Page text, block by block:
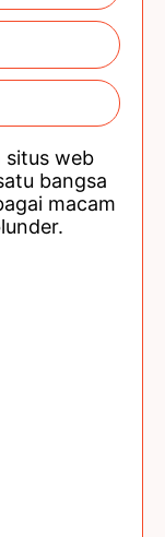
situs web
bangsa
macam